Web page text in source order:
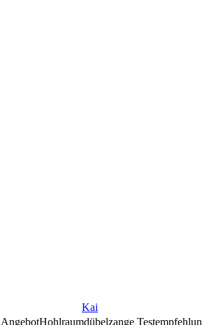
Kai
AngebotHohlraumdübelzange